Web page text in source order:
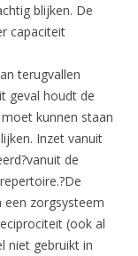
blijken. De
capaciteit
terugvallen
geval houdt de
kunnen staan
Inzet vanuit
de
een zorgsysteem
(ook al
niet gebruikt in